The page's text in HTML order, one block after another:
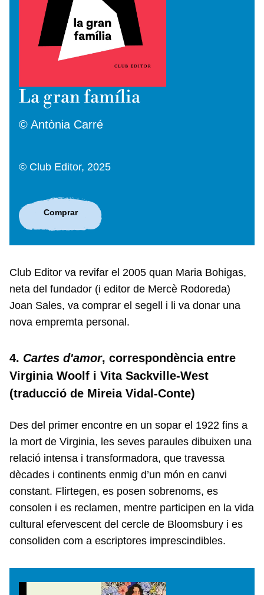
La gran família
© Antònia Carré
© Club Editor, 2025
Comprar
Club Editor va revifar el 2005 quan Maria Bohigas,
neta del fundador (i editor de Mercè Rodoreda)
Joan Sales, va comprar el segell i li va donar una
nova empremta personal.
4. Cartes d'amor, correspondència entre
Virginia Woolf i Vita Sackville-West
(traducció de Mireia Vidal-Conte)
Des del primer encontre en un sopar el 1922 fins a
la mort de Virginia, les seves paraules dibuixen una
relació intensa i transformadora, que travessa
dècades i continents enmig d’un món en canvi
constant. Flirtegen, es posen sobrenoms, es
consolen i es reclamen, mentre participen en la vida
cultural efervescent del cercle de Bloomsbury i es
consoliden com a escriptores imprescindibles.